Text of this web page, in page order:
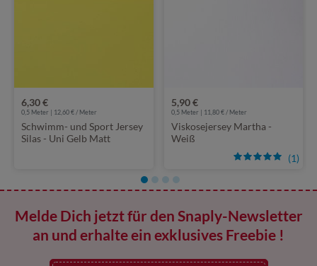
6,30 €
0,5 Meter | 12,60 € / Meter
Schwimm- und Sport Jersey
Silas - Uni Gelb Matt
(1)
5,90 €
0,5 Meter | 11,80 € / Meter
Viskosejersey Martha -
Weiß
Melde Dich jetzt für den Snaply-Newsletter
an und erhalte ein exklusives Freebie !